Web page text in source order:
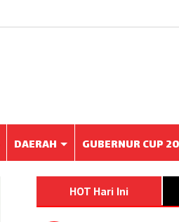
DAERAH GUBERNUR CUP
HOT Hari Ini